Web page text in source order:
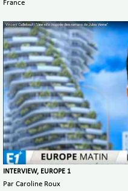
France
INTERVIEW, EUROPE 1
Par Caroline Roux